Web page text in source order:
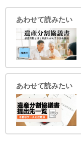
あわせて読みたい
あわせて読みたい